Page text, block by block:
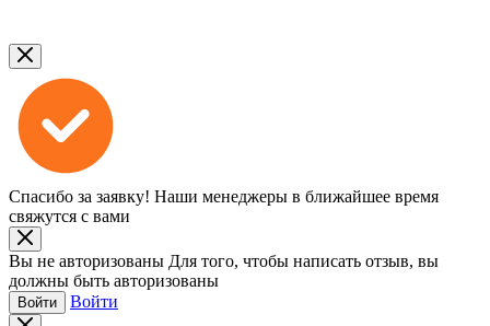
Спасибо за заявку! Наши менеджеры в ближайшее время
свяжутся с вами
Вы не авторизованы Для того, чтобы написать отзыв, вы
должны быть авторизованы
Войти Войти